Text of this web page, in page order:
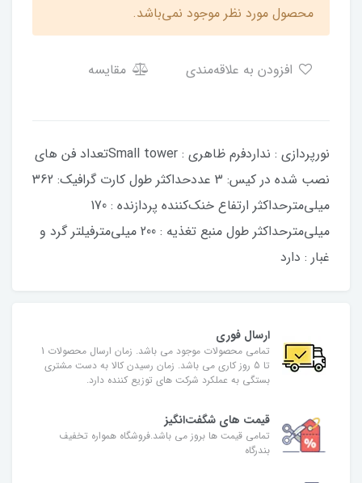
محصول مورد نظر موجود نمی‌باشد.
مقایسه
نورپردازی : نداردفرم ظاهری : Small towerتعداد فن های
نصب شده در کیس: 3 عددحداکثر طول کارت گرافیک: 362
میلی‌مترحداکثر ارتفاع خنک‌کننده پردازنده : 170
میلی‌مترحداکثر طول منبع تغذیه : 200 میلی‌مترفیلتر گرد و
غبار : دارد
ارسال فوری
تمامی محصولات موجود می باشد. زمان ارسال محصولات 1
تا 5 روز کاری می باشد. زمان رسیدن کالا به دست مشتری
بستگی به عملکرد شرکت های توزیع کننده دارد.
قیمت های شگفت‌انگیز
تمامی قیمت ها بروز می باشد.فروشگاه همواره تخفیف
بندرگاه